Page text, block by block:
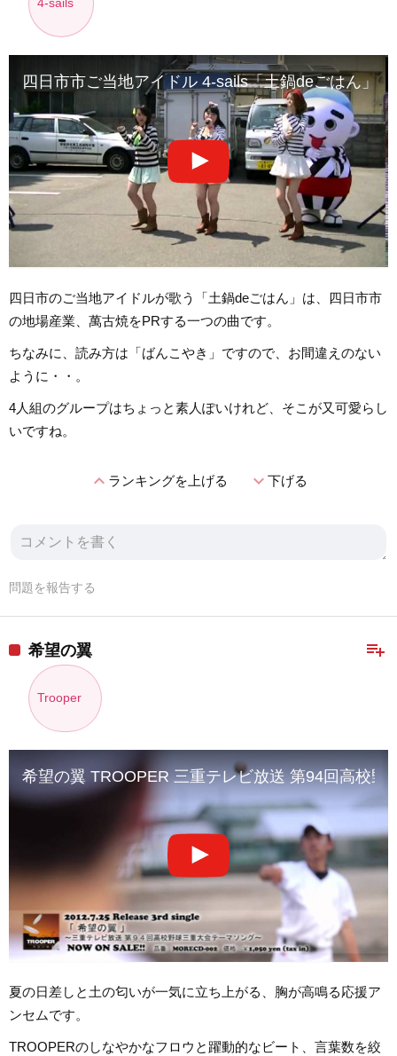
4-sails
四日市市ご当地アイドル 4-sails「土鍋deごはん」
四日市のご当地アイドルが歌う「土鍋deごはん」は、四日市市
の地場産業、萬古焼をPRする一つの曲です。
ちなみに、読み方は「ばんこやき」ですので、お間違えのない
ように・・。
4人組のグループはちょっと素人ぽいけれど、そこが又可愛らし
いですね。
expand_lessランキングを上げる expand_more下げる
問題を報告する
playlist_add
希望の翼
Trooper
希望の翼 TROOPER 三重テレビ放送 第94回高校野
夏の日差しと土の匂いが一気に立ち上がる、胸が高鳴る応援ア
ンセムです。
TROOPERのしなやかなフロウと躍動的なビート、言葉数を絞